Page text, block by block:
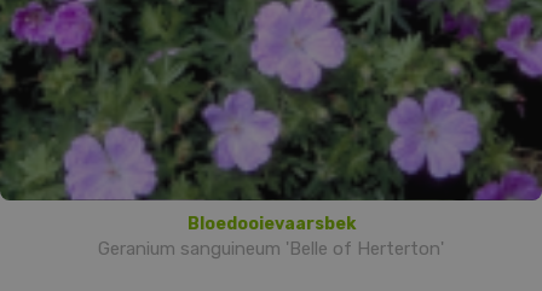
Bloedooievaarsbek
Geranium sanguineum 'Belle of Herterton'